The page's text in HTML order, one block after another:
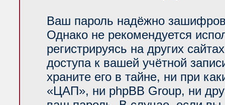
Ваш пароль надёжно
Однако не рекомендуется
регистрируясь на других
доступа к вашей учётной
храните его в тайне, ни при
«ЦАП», ни phpBB Group, ни